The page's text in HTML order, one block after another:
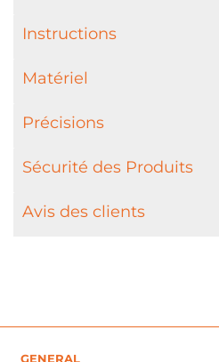
Instructions
Matériel
Précisions
Sécurité des Produits
Avis des clients
GENERAL